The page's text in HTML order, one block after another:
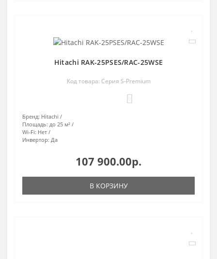
Hitachi RAK-25PSES/RAC-25WSE
Код товара: Серия S-Premium
Бренд: Hitachi
Площадь: до 25 м²
Wi-Fi: Нет
Инвертор: Да
107 900.00р.
В КОРЗИНУ